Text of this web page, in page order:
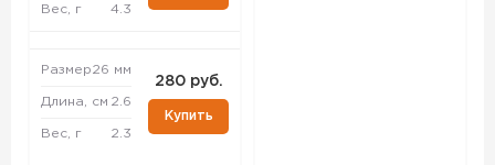
Вес, г 4.3
Размер26 мм
Длина, см 2.6
Вес, г 2.3
280 руб.
Купить